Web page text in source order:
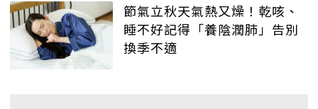
節氣立秋天氣熱又燥！乾咳、
睡不好記得「養陰潤肺」告別
換季不適